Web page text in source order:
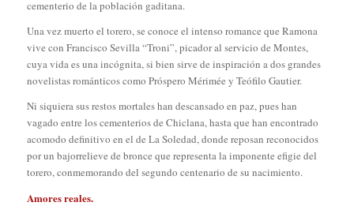
cementerio de la población gaditana.
Una vez muerto el torero, se conoce el intenso romance que Ramona
vive con Francisco Sevilla “Troni”, picador al servicio de Montes,
cuya vida es una incógnita, si bien sirve de inspiración a dos grandes
novelistas románticos como Próspero Mérimée y Teófilo Gautier.
Ni siquiera sus restos mortales han descansado en paz, pues han
vagado entre los cementerios de Chiclana, hasta que han encontrado
acomodo definitivo en el de La Soledad, donde reposan reconocidos
por un bajorrelieve de bronce que representa la imponente efigie del
torero, conmemorando del segundo centenario de su nacimiento.
Amores reales.